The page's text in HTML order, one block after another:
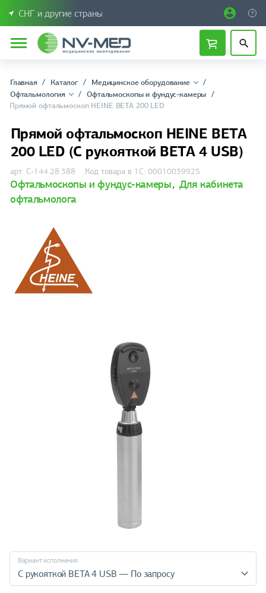
СНГ и другие страны
Главная Каталог
Медицинское оборудование
Офтальмология
Офтальмоскопы и фундус-камеры
Прямой офтальмоскоп HEINE BETA 200 LED
Прямой офтальмоскоп HEINE BETA
200 LED (С рукояткой BETA 4 USB)
арт. C-144.28.388 Код товара в 1С: 00010039925
Офтальмоскопы и фундус-камеры, Для кабинета
офтальмолога
Вариант исполнения
С рукояткой BETA 4 USB — По запросу